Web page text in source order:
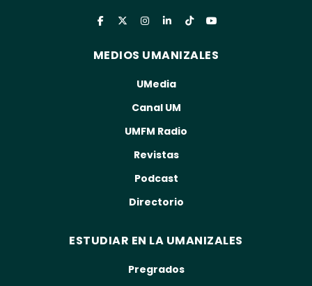
MEDIOS UMANIZALES
UMedia
Canal UM
UMFM Radio
Revistas
Podcast
Directorio
ESTUDIAR EN LA UMANIZALES
Pregrados